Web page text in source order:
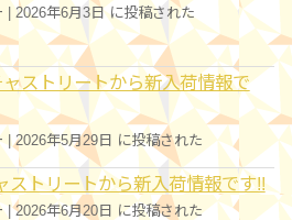
2026年6月3日 に投稿された
ストリートから新入荷情報で
|2026年5月29日 に投稿された
ストリートから新入荷情報です!!
|2026年6月20日 に投稿された